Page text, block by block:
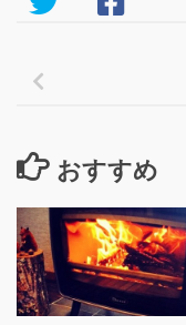
おすすめ